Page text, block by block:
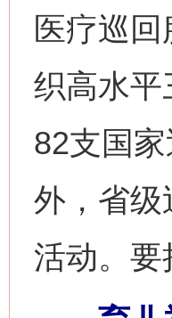
医疗巡
织高水平
82支国
外，省级
活动。要